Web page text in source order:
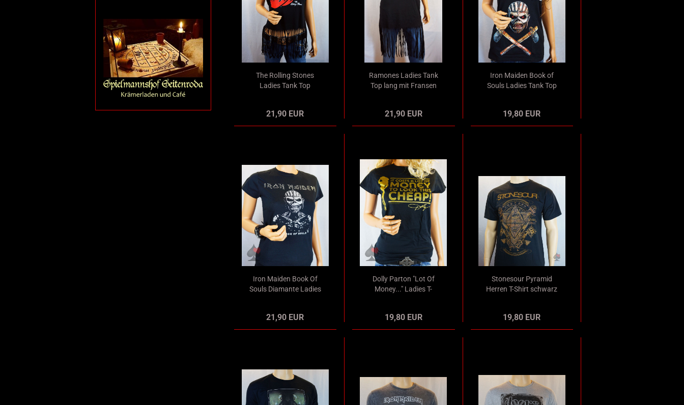
The Rolling Stones
Ladies Tank Top
21,90 EUR
Ramones Ladies Tank
Top lang mit Fransen
21,90 EUR
Iron Maiden Book of
Souls Ladies Tank Top
19,80 EUR
Iron Maiden Book Of
Souls Diamante Ladies
21,90 EUR
Dolly Parton "Lot Of
Money..." Ladies T-
19,80 EUR
Stonesour Pyramid
Herren T-Shirt schwarz
19,80 EUR